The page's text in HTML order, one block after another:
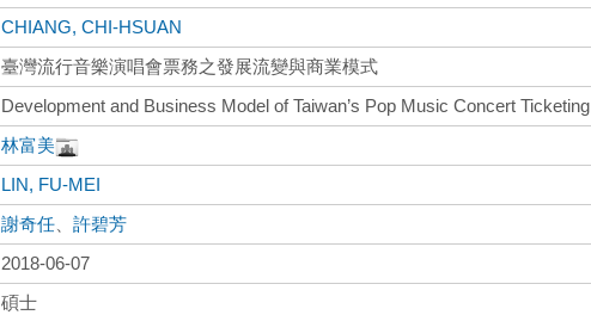
CHIANG, CHI-HSUAN
臺灣流行音樂演唱會票務之發展流變與商業模式
Development and Business Model of Taiwan’s Pop Music Concert Ticketing
林富美
LIN, FU-MEI
謝奇任 、許碧芳
2018-06-07
碩士